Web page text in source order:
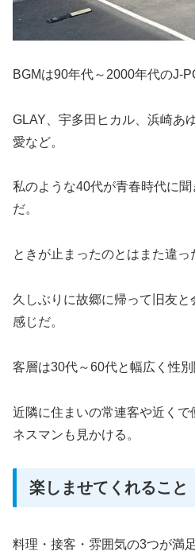
BGMは90年代～2000年代のJ-
GLAY、宇多田ヒカル、浜崎あ
愛など。
私のような40代が青春時代に聞
だ。
ときが止まったのとはまた違っ
久しぶりに故郷に帰って旧友
感じだ。
客層は30代～60代と幅広く性別
近隣に住まいの常連客や近く
ネスマンも見かける。
楽しませてくれること
料理・接客・雰囲気の3つが満